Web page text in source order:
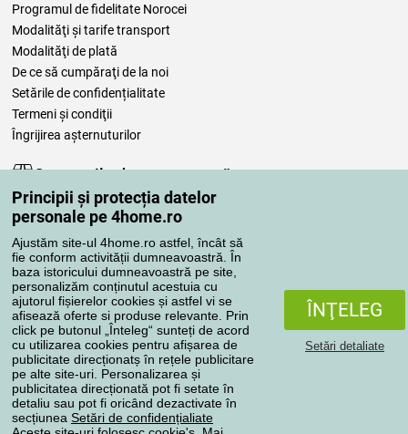
Principii și protecția datelor
personale pe 4home.ro
Ajustăm site-ul 4home.ro astfel, încât să
fie conform activității dumneavoastră. În
baza istoricului dumneavoastră pe site,
personalizăm conținutul acestuia cu
ajutorul fișierelor cookies și astfel vi se
afisează oferte si produse relevante. Prin
click pe butonul „Înteleg“ sunteți de acord
cu utilizarea cookies pentru afișarea de
publicitate direcționatș în rețele publicitare
pe alte site-uri. Personalizarea și
publicitatea direcționată pot fi setate în
detaliu sau pot fi oricând dezactivate în
secțiunea Setări de confidențialiate
ÎNŢELEG
Setări detaliate
Programul de fidelitate Norocei
Modalităţi şi tarife transport
Modalităţi de plată
De ce să cumpăraţi de la noi
Setările de confidențialitate
Termeni şi condiţii
Îngrijirea așternuturilor
Comenzile dumneavoastră
Contul meu
Revizuirea comenzilor
Reclamaţii
Retragere de la contract
Regulile de procesare a recenziilor
Metode de transport
Metode de plată